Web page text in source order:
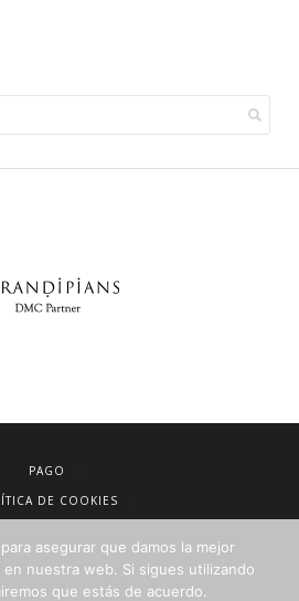
PAGO
DE COOKIES
DE VENTA
DE PRIVACIDAD
asegurar que damos la mejor
nuestra web. Si sigues utilizando
que estás de acuerdo.